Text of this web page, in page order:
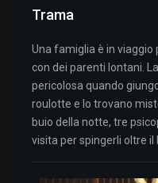
Trama
Una famiglia è in viaggio
con dei parenti lontani.
pericolosa quando
roulotte e lo trovano
buio della notte, tre
visita per spingerli oltre il